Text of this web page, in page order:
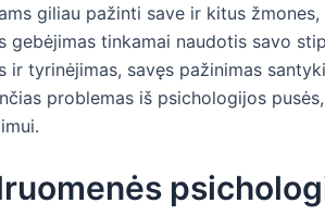
giliau pažinti save ir kitus
tinkamai naudotis savo
tyrinėjimas, savęs pažinimas
problemas iš psichologijos